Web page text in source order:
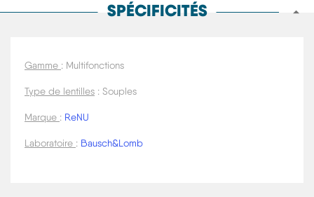
SPÉCIFICITÉS
Gamme : Multifonctions
Type de lentilles : Souples
Marque : ReNU
Laboratoire : Bausch&Lomb